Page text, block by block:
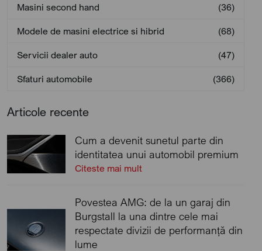
Masini second hand (36)
Modele de masini electrice si hibrid (68)
Servicii dealer auto (47)
Sfaturi automobile (366)
Articole recente
Cum a devenit sunetul parte din
identitatea unui automobil premium
Citeste mai mult
Povestea AMG: de la un garaj din
Burgstall la una dintre cele mai
respectate divizii de performanță din
lume